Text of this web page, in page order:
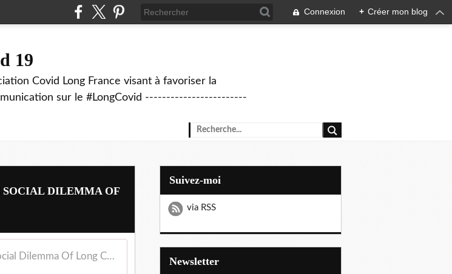
Connexion + Créer mon blog
19
Covid Long France visant à favoriser la
sur le #LongCovid ------------------------
SOCIAL DILEMMA OF
The Social Dilemma Of Long Covid - Living my truth - A seeker's blog
Suivez-moi
via RSS
Newsletter